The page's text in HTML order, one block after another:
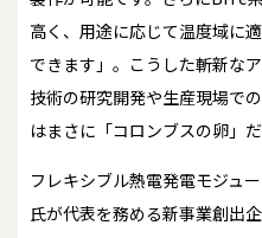
高く、用途に応じて温度域に
できます」。こうした斬新な
技術の研究開発や生産現場で
はまさに「コロンブスの卵」だ
フレキシブル熱電発電モジュ
氏が代表を務める新事業創出